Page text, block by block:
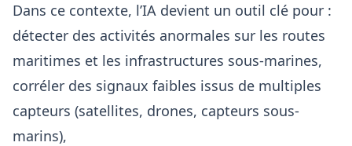
Dans ce contexte, l’IA devient un outil clé pour :
détecter des activités anormales sur les routes
maritimes et les infrastructures sous-marines,
corréler des signaux faibles issus de multiples
capteurs (satellites, drones, capteurs sous-
marins),